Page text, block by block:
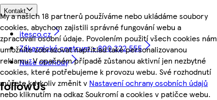
My a našich 18 partnerů používáme nebo ukládáme soubory
cookies, abychom zajistili správné fungování webu a
zpracovali osobní údaje. Povolením použití všech cookies nám
umožníte zobrazovat například také personalizovanou
reklamu. V opačném případě zůstanou aktivní jen nezbytné
cookies, které potřebujeme k provozu webu. Své rozhodnutí
můžete kdykoliv změnit v Nastavení ochrany osobních údajů
nebo kliknutím na odkaz Soukromí a cookies v patičce webu.
Kontakt
itesco.cz
Zákaznické centrum - 800 222 555
Naše obchody
followUs